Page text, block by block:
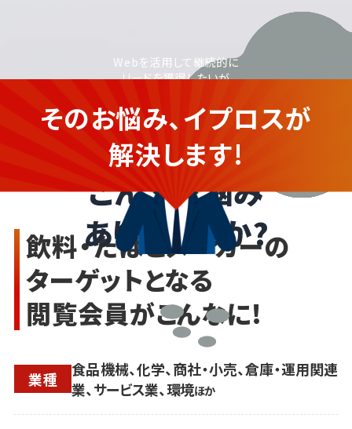
飲料・たばこメーカーの
企業さま
こんなお悩み
ありませんか?
Webを活用して継続的に
リードを獲得したいが
足りず踏み出せない...
そのお悩み、イプロスが
解決します!
飲料・たばこメーカーの
ターゲットとなる
閲覧会員がこんなに!
業種
食品機械、化学、商社・小売、倉庫・運用関連
業、サービス業、環境ほか